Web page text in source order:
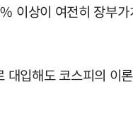
이상이 여전히 장부
입해도 코스피의